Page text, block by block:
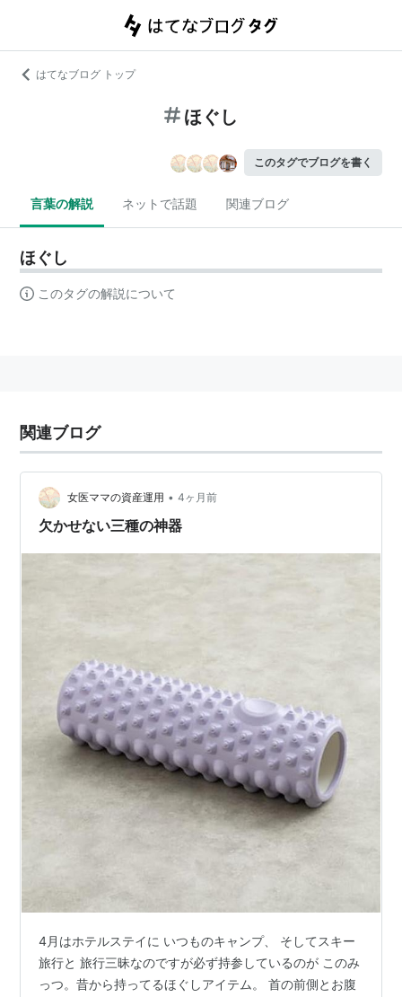
はてなブログ トップ
ほぐし
このタグでブログを書く
言葉の解説 ネットで話題 関連ブログ
ほぐし
このタグの解説について
関連ブログ
女医ママの資産運用 • 4ヶ月前
欠かせない三種の神器
4月はホテルステイに いつものキャンプ、 そしてスキー
旅行と 旅行三昧なのですが必ず持参しているのが このみ
っつ。昔から持ってるほぐしアイテム。 首の前側とお腹